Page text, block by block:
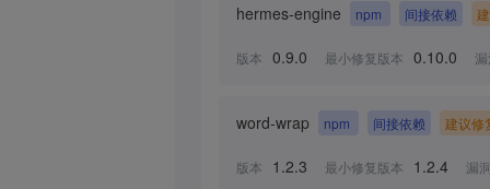
hermes-engine npm 间接依赖
版本 0.9.0 最小修复版本 0.10.0
word-wrap npm 间接依赖 建议修
版本 1.2.3 最小修复版本 1.2.4 漏